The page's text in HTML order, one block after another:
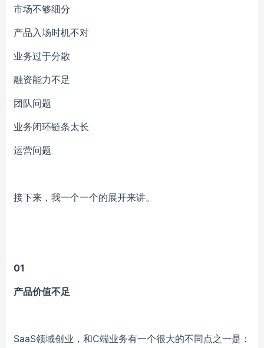
市场不够细分
产品入场时机不对
业务过于分散
融资能力不足
团队问题
业务闭环链条太长
运营问题
接下来， 我一个一个的展开来讲。
01
产品价值不足
SaaS领域创业，和C端业务有一个很大的不同点之一是：